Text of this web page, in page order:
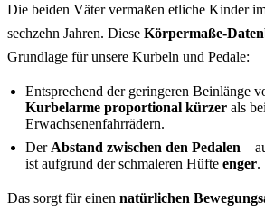
Die beiden Väter vermaßen etliche Kinder
sechzehn Jahren. Diese Körpermaße-
Grundlage für unsere Kurbeln und Pedale:
Entsprechend der geringeren Beinlänge
Kurbelarme proportional kürzer als bei
Erwachsenenfahrrädern.
Der Abstand zwischen den Pedalen –
ist aufgrund der schmaleren Hüfte enger.
Das sorgt für einen natürlichen